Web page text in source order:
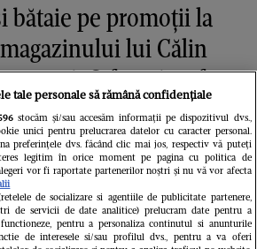
bătaie pe promoții la
lui Călin
O femeie a fost
tale personale să rămână confidențiale
stocăm și/sau accesăm informații pe dispozitivul dvs.,
unici pentru prelucrarea datelor cu caracter personal.
preferințele dvs. făcând clic mai jos, respectiv vă puteți
legitim în orice moment pe pagina cu politica de
vor fi raportate partenerilor noștri și nu vă vor afecta
de socializare si agentiile de publicitate partenere,
de servicii de date analitice) prelucram date pentru a
pentru a personaliza continutul si anunturile
de interesele si/sau profilul dvs., pentru a va oferi